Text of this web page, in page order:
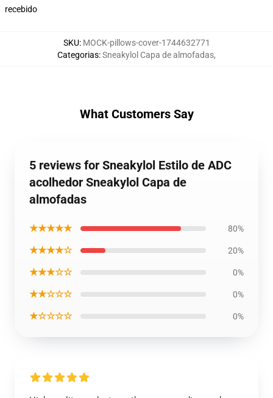
recebido
SKU: MOCK-pillows-cover-1744632771
Categorias:Sneakylol Capa de almofadas,
What Customers Say
5 reviews for Sneakylol Estilo de ADC
acolhedor Sneakylol Capa de
almofadas
★★★★★ 80%
★★★★☆ 20%
★★★☆☆ 0%
★★☆☆☆ 0%
★☆☆☆☆ 0%